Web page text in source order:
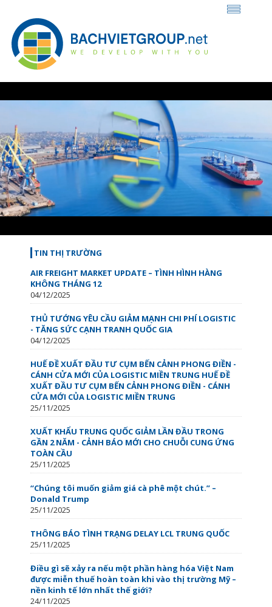
46.73%
TIN THỊ TRƯỜNG
AIR FREIGHT MARKET UPDATE – TÌNH HÌNH HÀNG
KHÔNG THÁNG 12
04/12/2025
THỦ TƯỚNG YÊU CẦU GIẢM MẠNH CHI PHÍ LOGISTIC
- TĂNG SỨC CẠNH TRANH QUỐC GIA
04/12/2025
HUẾ ĐỀ XUẤT ĐẦU TƯ CỤM BẾN CẢNH PHONG ĐIỀN -
CÁNH CỬA MỚI CỦA LOGISTIC MIỀN TRUNG HUẾ ĐỀ
XUẤT ĐẦU TƯ CỤM BẾN CẢNH PHONG ĐIỀN - CÁNH
CỬA MỚI CỦA LOGISTIC MIỀN TRUNG
25/11/2025
XUẤT KHẨU TRUNG QUỐC GIẢM LẦN ĐẦU TRONG
GẦN 2 NĂM - CẢNH BÁO MỚI CHO CHUỖI CUNG ỨNG
TOÀN CẦU
25/11/2025
“Chúng tôi muốn giảm giá cà phê một chút.” –
Donald Trump
25/11/2025
THÔNG BÁO TÌNH TRẠNG DELAY LCL TRUNG QUỐC
25/11/2025
Điều gì sẽ xảy ra nếu một phần hàng hóa Việt Nam
được miễn thuế hoàn toàn khi vào thị trường Mỹ –
nền kinh tế lớn nhất thế giới?
24/11/2025